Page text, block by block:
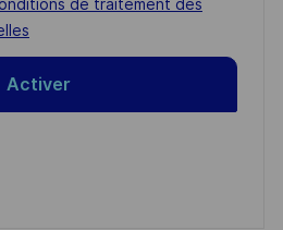
de traitement des
Activer